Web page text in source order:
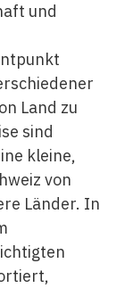
und
Land zu
sind
kleine,
von
Länder. In